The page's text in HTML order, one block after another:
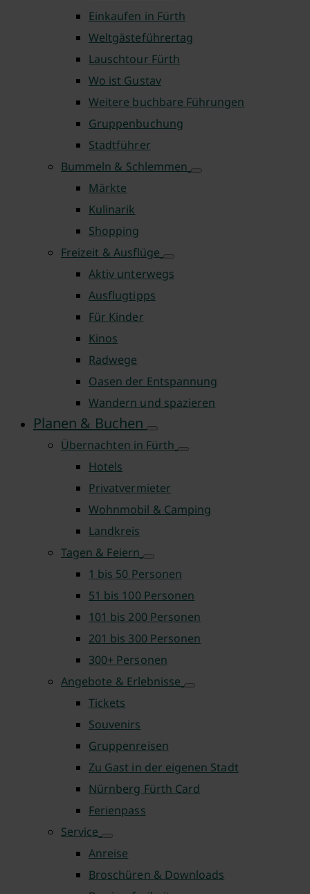
Einkaufen in Fürth
Weltgästeführertag
Lauschtour Fürth
Wo ist Gustav
Weitere buchbare Führungen
Gruppenbuchung
Stadtführer
Bummeln & Schlemmen
Märkte
Kulinarik
Shopping
Freizeit & Ausflüge
Aktiv unterwegs
Ausflugtipps
Für Kinder
Kinos
Radwege
Oasen der Entspannung
Wandern und spazieren
Planen & Buchen
Übernachten in Fürth
Hotels
Privatvermieter
Wohnmobil & Camping
Landkreis
Tagen & Feiern
1 bis 50 Personen
51 bis 100 Personen
101 bis 200 Personen
201 bis 300 Personen
300+ Personen
Angebote & Erlebnisse
Tickets
Souvenirs
Gruppenreisen
Zu Gast in der eigenen Stadt
Nürnberg Fürth Card
Ferienpass
Service
Anreise
Broschüren & Downloads